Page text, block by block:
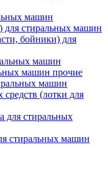
машин
стиральных машин
бойники) для
машин
машин прочие
машин
(лотки для
для стиральных
стиральных машин